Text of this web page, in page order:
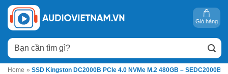
Bỏ
qua
nội
dung
Tìm
kiếm:
Giỏ hàng
Home » SSD Kingston DC2000B PCIe 4.0 NVMe M.2 480GB –